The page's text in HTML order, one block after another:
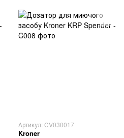
Артикул: CV030017
Kroner